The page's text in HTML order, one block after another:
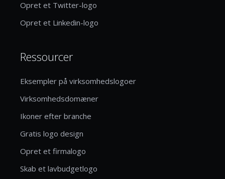
Opret et Twitter-logo
Opret et Linkedin-logo
Ressourcer
Eksempler på virksomhedslogoer
Virksomhedsdomæner
Ikoner efter branche
Gratis logo design
Opret et firmalogo
Skab et lavbudgetlogo